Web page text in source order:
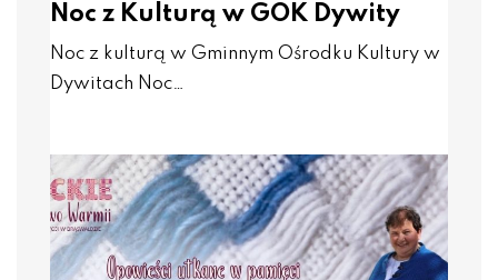
Noc z Kulturą w GOK Dywity
Noc z kulturą w Gminnym Ośrodku Kultury w
Dywitach Noc…